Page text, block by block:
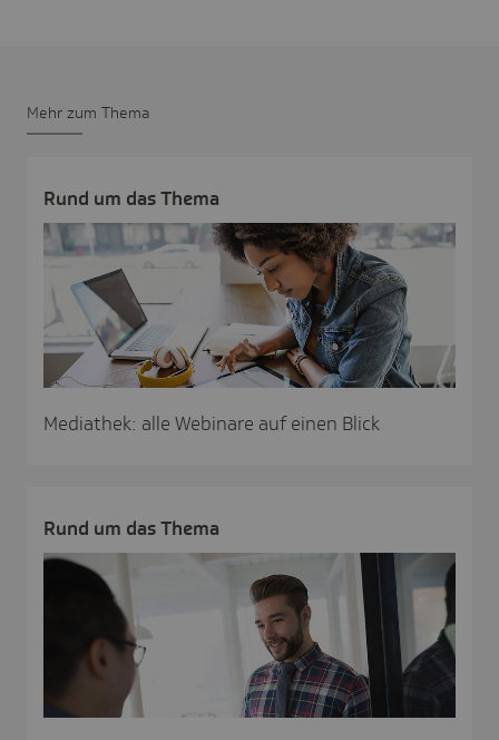
Mehr zum Thema
Rund um das Thema
Mediathek: alle Webinare auf einen Blick
Rund um das Thema